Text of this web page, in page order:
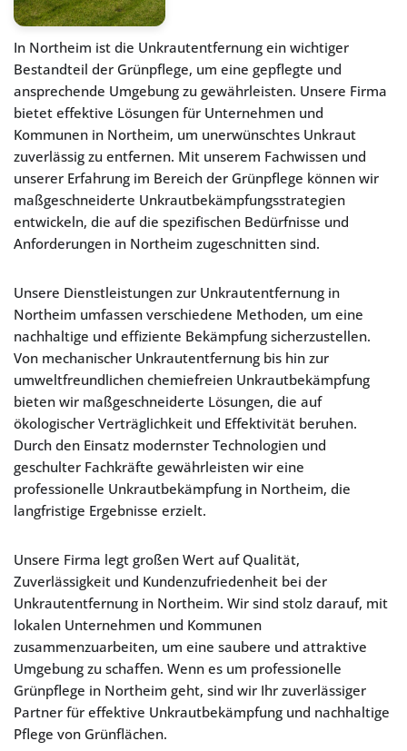
In Northeim ist die Unkrautentfernung ein wichtiger
Bestandteil der Grünpflege, um eine gepflegte und
ansprechende Umgebung zu gewährleisten. Unsere Firma
bietet effektive Lösungen für Unternehmen und
Kommunen in Northeim, um unerwünschtes Unkraut
zuverlässig zu entfernen. Mit unserem Fachwissen und
unserer Erfahrung im Bereich der Grünpflege können wir
maßgeschneiderte Unkrautbekämpfungsstrategien
entwickeln, die auf die spezifischen Bedürfnisse und
Anforderungen in Northeim zugeschnitten sind.
Unsere Dienstleistungen zur Unkrautentfernung in
Northeim umfassen verschiedene Methoden, um eine
nachhaltige und effiziente Bekämpfung sicherzustellen.
Von mechanischer Unkrautentfernung bis hin zur
umweltfreundlichen chemiefreien Unkrautbekämpfung
bieten wir maßgeschneiderte Lösungen, die auf
ökologischer Verträglichkeit und Effektivität beruhen.
Durch den Einsatz modernster Technologien und
geschulter Fachkräfte gewährleisten wir eine
professionelle Unkrautbekämpfung in Northeim, die
langfristige Ergebnisse erzielt.
Unsere Firma legt großen Wert auf Qualität,
Zuverlässigkeit und Kundenzufriedenheit bei der
Unkrautentfernung in Northeim. Wir sind stolz darauf, mit
lokalen Unternehmen und Kommunen
zusammenzuarbeiten, um eine saubere und attraktive
Umgebung zu schaffen. Wenn es um professionelle
Grünpflege in Northeim geht, sind wir Ihr zuverlässiger
Partner für effektive Unkrautbekämpfung und nachhaltige
Pflege von Grünflächen.